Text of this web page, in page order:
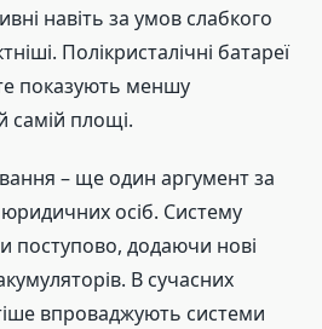
навіть за умов слабкого
Полікристалічні батареї
показують меншу
самій площі.
– ще один аргумент за
юридичних осіб. Систему
додаючи нові
В сучасних
впроваджують системи